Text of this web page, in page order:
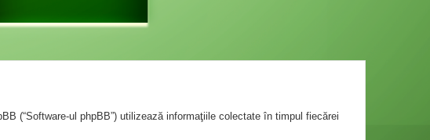
(“Software-ul phpBB”) utilizează informaţiile colectate în timpul fiecărei